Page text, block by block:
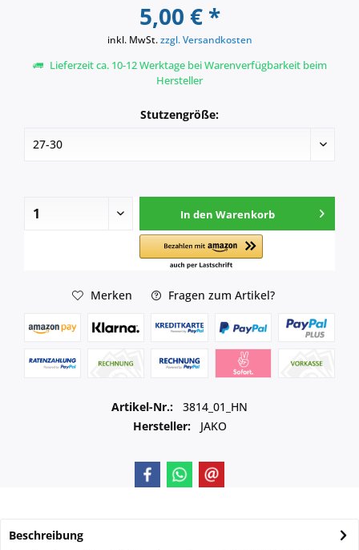
5,00 € *
inkl. MwSt.zzgl. Versandkosten
Lieferzeit ca. 10-12 Werktage bei Warenverfügbarkeit beim
Hersteller
Stutzengröße:
In den Warenkorb
Merken Fragen zum Artikel?
Artikel-Nr.:
3814_01_HN
Hersteller:
JAKO
Beschreibung